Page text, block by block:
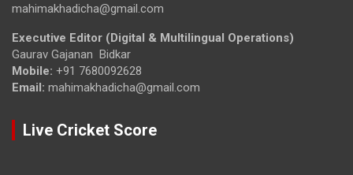
mahimakhadicha@gmail.com
Executive Editor (Digital & Multilingual Operations)
Gaurav Gajanan Bidkar
Mobile: +91 7680092628
Email: mahimakhadicha@gmail.com
Live Cricket Score